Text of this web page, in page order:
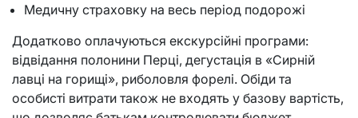
Медичну страховку на весь період подорожі
Додатково оплачуються екскурсійні програми:
відвідання полонини Перці, дегустація в «Сирній
лавці на горищі», риболовля форелі. Обіди та
особисті витрати також не входять у базову вартість,